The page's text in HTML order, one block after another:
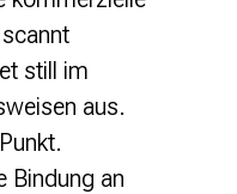
still im
aus.
Bindung an